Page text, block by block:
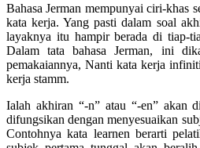
Bahasa Jerman mempunyai ciri-khas
kata kerja. Yang pasti dalam soal
layaknya itu hampir berada di tiap-
Dalam tata bahasa Jerman, ini
pemakaiannya, Nanti kata kerja
kerja stamm.
Ialah akhiran “-n” atau “-en” akan
difungsikan dengan menyesuaikan
Contohnya kata learnen berarti